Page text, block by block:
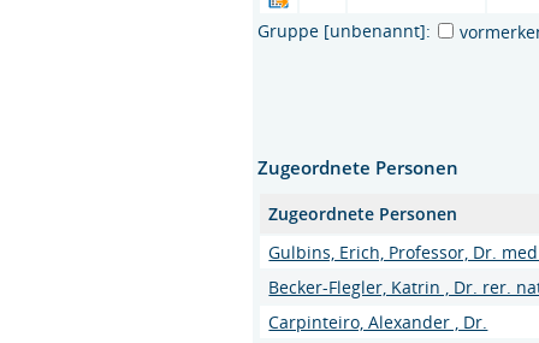
Gruppe [unbenannt]:
Zugeordnete Personen
Zugeordnete Personen
Gulbins, Erich, Professor, Dr.
Becker-Flegler, Katrin , Dr. rer.
Carpinteiro, Alexander , Dr.